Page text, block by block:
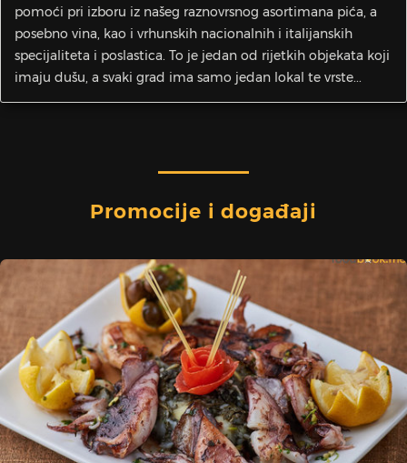
pomoći pri izboru iz našeg raznovrsnog asortimana pića, a
posebno vina, kao i vrhunskih nacionalnih i italijanskih
specijaliteta i poslastica. To je jedan od rijetkih objekata koji
imaju dušu, a svaki grad ima samo jedan lokal te vrste...
Promocije i događaji